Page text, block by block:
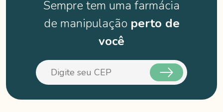
Sempre tem uma farmácia
de manipulação perto de
você